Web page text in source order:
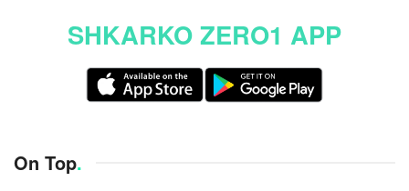
SHKARKO ZERO1 APP
On Top.